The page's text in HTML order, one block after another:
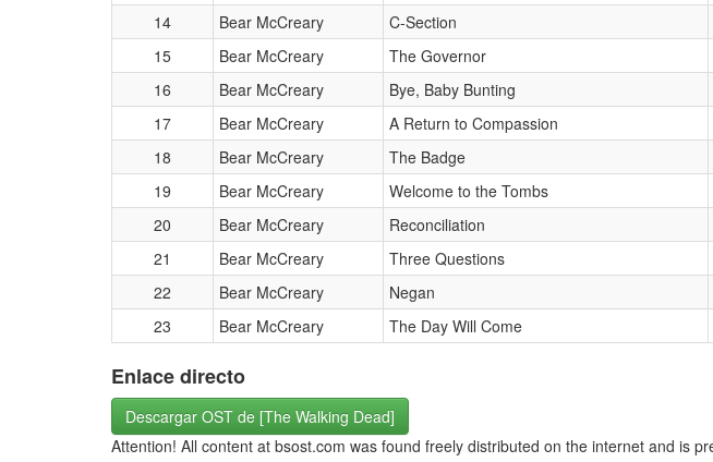
14
Bear McCreary C-Section
15
Bear McCreary The Governor
16
Bear McCreary Bye, Baby Bunting
17
Bear McCreary A Return to Compassion
18
Bear McCreary The Badge
19
Bear McCreary Welcome to the Tombs
20
Bear McCreary Reconciliation
21
Bear McCreary Three Questions
22
Bear McCreary Negan
23
Bear McCreary The Day Will Come
Enlace directo
Descargar OST de [The Walking Dead]
Attention! All content at bsost.com was found freely distributed on the internet and is